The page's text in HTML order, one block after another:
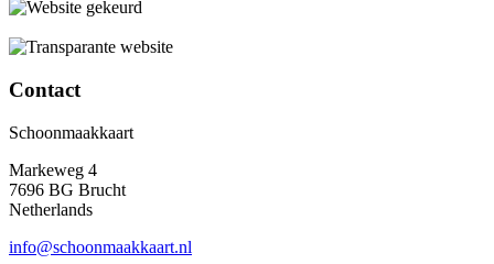
Contact
Schoonmaakkaart
Markeweg 4
7696 BG Brucht
Netherlands
info@schoonmaakkaart.nl